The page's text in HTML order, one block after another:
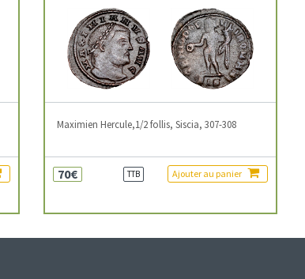
Maximien Hercule,1/2 follis, Siscia, 307-308
70€ TTB Ajouter au panier